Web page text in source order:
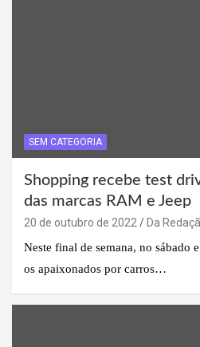
SEM CATEGORIA
Shopping recebe test
das marcas RAM e Jeep
20 de outubro de 2022
Da
Neste final de semana, no sábado
os apaixonados por carros…